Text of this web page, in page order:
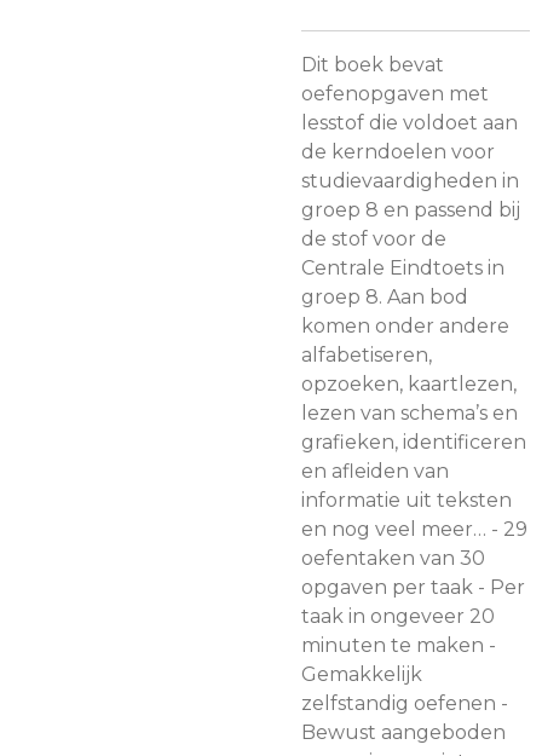
Dit boek bevat
oefenopgaven met
lesstof die voldoet aan
de kerndoelen voor
studievaardigheden in
groep 8 en passend bij
de stof voor de
Centrale Eindtoets in
groep 8. Aan bod
komen onder andere
alfabetiseren,
opzoeken, kaartlezen,
lezen van schema’s en
grafieken, identificeren
en afleiden van
informatie uit teksten
en nog veel meer… - 29
oefentaken van 30
opgaven per taak - Per
taak in ongeveer 20
minuten te maken -
Gemakkelijk
zelfstandig oefenen -
Bewust aangeboden